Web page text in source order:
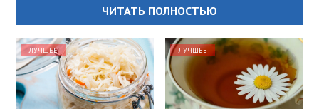
ЧИТАТЬ ПОЛНОСТЬЮ
ЛУЧШЕЕ ЛУЧШЕЕ